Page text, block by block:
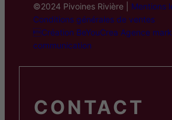
©2024 Pivoines Rivière | Mentions
Conditions générales de ventes
Création BeYouCrea Agence
communication
CONTACT